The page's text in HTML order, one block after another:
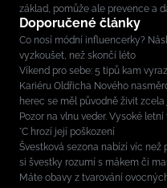
základ, pomůže ale prevence a
Doporučené články
Co nosí módní influencerky?
vyzkoušet, než skončí léto
Víkend pro sebe: 5 tipů kam
Kariéru Oldřicha Nového
herec se měl původně živit zcela
Pozor na vlnu veder. Vysoké
°C hrozí její poškození
Švestková sezona nabízí víc než
si švestky rozumí s mákem či
Máte obavy z tvarování